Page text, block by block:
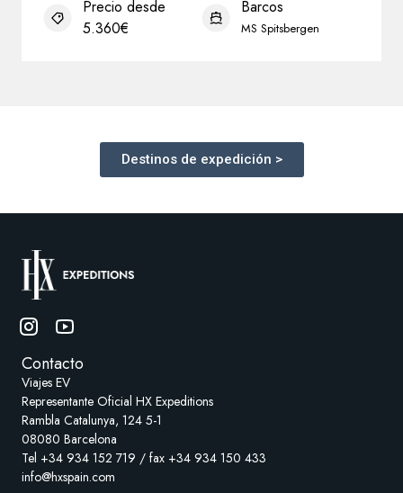
Destinos de expedición >
Contacto
Viajes EV
Representante Oficial HX Expeditions
Rambla Catalunya, 124 5-1
08080 Barcelona
Tel +34 934 152 719 / fax +34 934 150 433
info@hxspain.com